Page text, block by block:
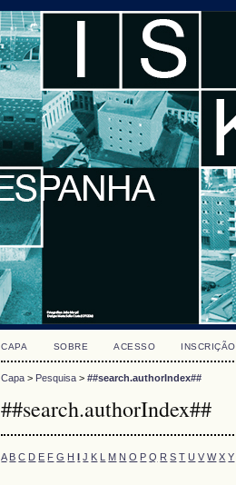
CAPA SOBRE ACESSO INSCRIÇÃO
Capa > Pesquisa >##search.authorIndex##
##search.authorIndex##
A B C D E F G H I J K L M N O P Q R S T U V W X Y